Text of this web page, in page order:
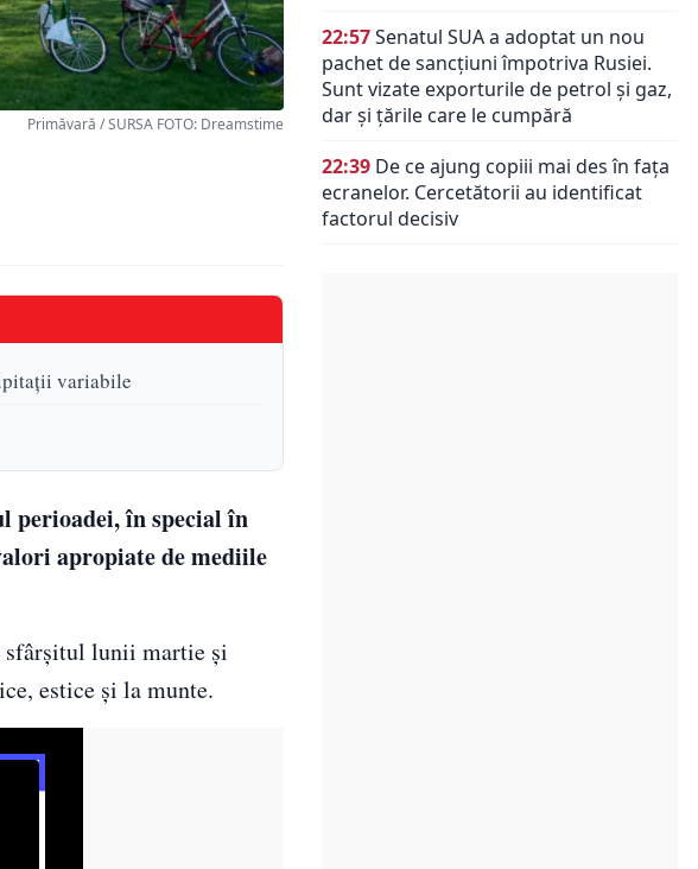
Primăvară / SURSA FOTO: Dreamstime
variabile
perioadei, în special în
apropiate de mediile
lunii martie și
estice și la munte.
22:57Senatul SUA a adoptat un nou
pachet de sancțiuni împotriva Rusiei.
Sunt vizate exporturile de petrol și gaz,
dar și țările care le cumpără
22:39 De ce ajung copiii mai des în fața
ecranelor. Cercetătorii au identificat
factorul decisiv